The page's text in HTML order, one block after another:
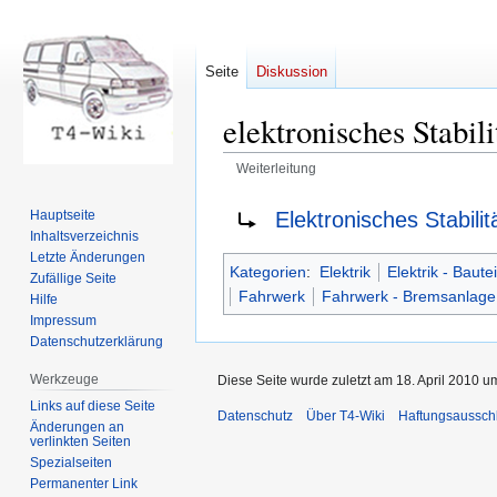
elektronisches
Weiterleitung
Navigation
springen
Suche
springen
Weiterleitung nach:
Elektronisches
Kategorien: Elektrik Elektrik -
Fahrwerk
Fahrwerk - Bremsanlage
Seite Diskussion
Hauptseite
Inhaltsverzeichnis
Letzte Änderungen
Zufällige Seite
Hilfe
Impressum
Datenschutzerklärung
Werkzeuge
Links auf diese Seite
Änderungen an
verlinkten Seiten
Spezialseiten
Permanenter Link
Diese Seite wurde zuletzt am 18. April 2010
Datenschutz Über T4-Wiki